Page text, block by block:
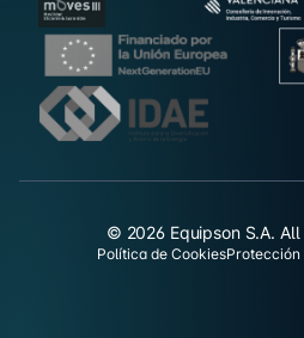
© 2026 Equipson S.A. All
Política de CookiesProtección